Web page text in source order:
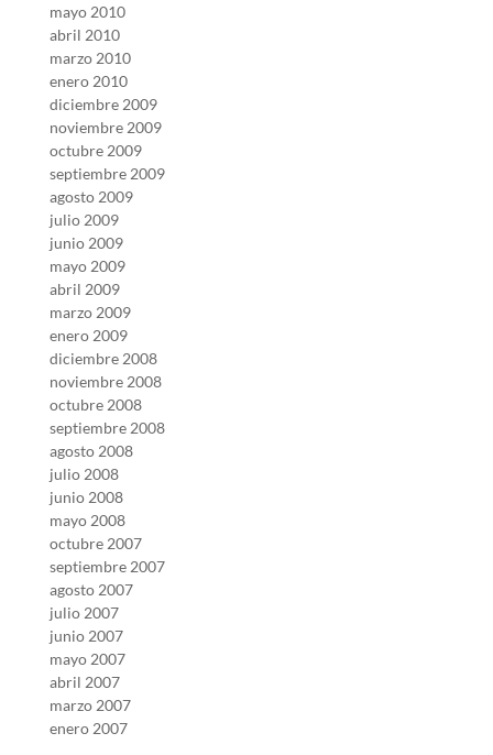
mayo 2010
abril 2010
marzo 2010
enero 2010
diciembre 2009
noviembre 2009
octubre 2009
septiembre 2009
agosto 2009
julio 2009
junio 2009
mayo 2009
abril 2009
marzo 2009
enero 2009
diciembre 2008
noviembre 2008
octubre 2008
septiembre 2008
agosto 2008
julio 2008
junio 2008
mayo 2008
octubre 2007
septiembre 2007
agosto 2007
julio 2007
junio 2007
mayo 2007
abril 2007
marzo 2007
enero 2007